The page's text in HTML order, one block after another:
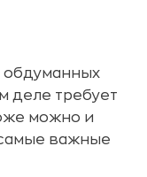
обдуманных
деле требует
можно и
важные